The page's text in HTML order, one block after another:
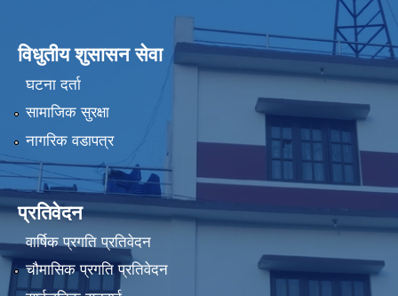
विधुतीय शुसासन सेवा
घटना दर्ता
सामाजिक सुरक्षा
नागरिक वडापत्र
प्रतिवेदन
वार्षिक प्रगति प्रतिवेदन
चौमासिक प्रगति प्रतिवेदन